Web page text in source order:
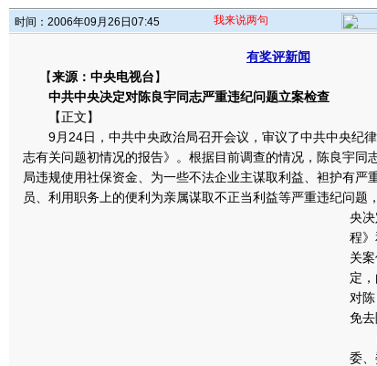
时间：2006年09月26日07:45 我来说两句
有奖评新闻
【来源：中央电视台】
中共中央决定对陈良宇同志严重违纪问题立案检查
【正文】
9月24日，中共中央政治局召开会议，审议了中共中央纪律
志有关问题初情况的报告》。根据目前调查的情况，陈良宇同
局违规使用社保资金、为一些不法企业主谋取利益、袒护有严
员、利用职务上的便利为亲属谋取不正当利益等严重违纪问题
央
程
关
定
对
免
良
委